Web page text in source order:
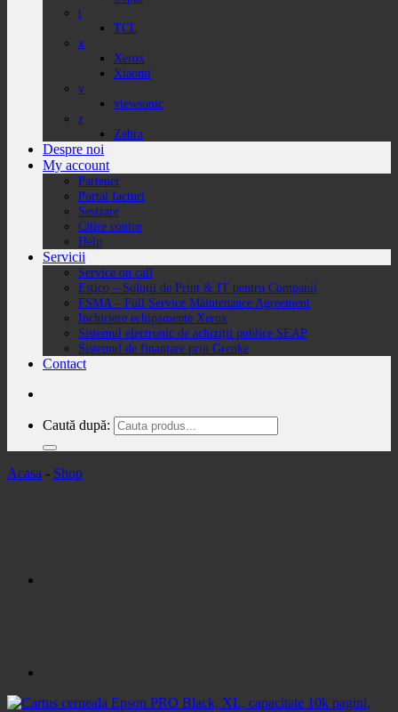
t
TCL
x
Xerox
Xiaomi
v
viewsonic
z
Zebra
Despre noi
My account
Partener
Portal facturi
Sesizare
Citire contor
Help
Servicii
Service on call
Estico – Soluții de Print & IT pentru Companii
FSMA – Full Service Maintenance Agreement
Inchiriere echipamente Xerox
Sistemul electronic de achiziții publice SEAP
Sistemul de finanțare prin Grenke
Contact
Caută după:
Acasa - Shop